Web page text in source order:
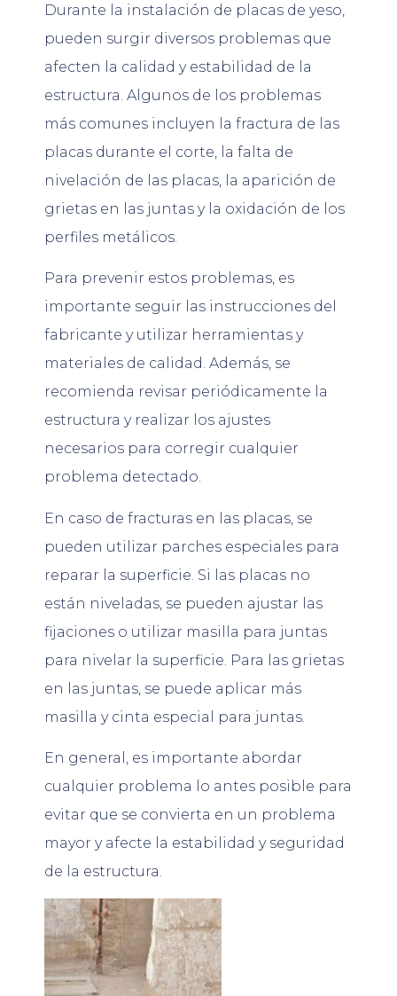
Durante la instalación de placas de yeso,
pueden surgir diversos problemas que
afecten la calidad y estabilidad de la
estructura. Algunos de los problemas
más comunes incluyen la fractura de las
placas durante el corte, la falta de
nivelación de las placas, la aparición de
grietas en las juntas y la oxidación de los
perfiles metálicos.
Para prevenir estos problemas, es
importante seguir las instrucciones del
fabricante y utilizar herramientas y
materiales de calidad. Además, se
recomienda revisar periódicamente la
estructura y realizar los ajustes
necesarios para corregir cualquier
problema detectado.
En caso de fracturas en las placas, se
pueden utilizar parches especiales para
reparar la superficie. Si las placas no
están niveladas, se pueden ajustar las
fijaciones o utilizar masilla para juntas
para nivelar la superficie. Para las grietas
en las juntas, se puede aplicar más
masilla y cinta especial para juntas.
En general, es importante abordar
cualquier problema lo antes posible para
evitar que se convierta en un problema
mayor y afecte la estabilidad y seguridad
de la estructura.